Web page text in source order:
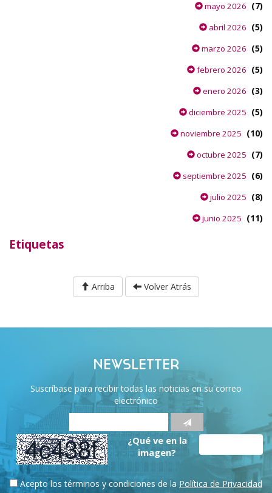
mayo 2026 (7)
abril 2026 (5)
marzo 2026 (5)
febrero 2026 (5)
enero 2026 (3)
diciembre 2025 (5)
noviembre 2025 (10)
octubre 2025 (7)
septiembre 2025 (6)
julio 2025 (8)
junio 2025 (11)
Etiquetas
Arriba Volver Atrás
NEWSLETTER
Suscríbase para recibir todas las noticias en su correo
electrónico
¿Qué ve en la
imagen?
Acepto los términos y condiciones de la Política de Privacidad